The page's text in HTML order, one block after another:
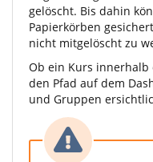
gelöscht. Bis dahin
Papierkörben
nicht mitgelöscht zu
Ob ein Kurs innerhalb
den Pfad auf dem
und Gruppen